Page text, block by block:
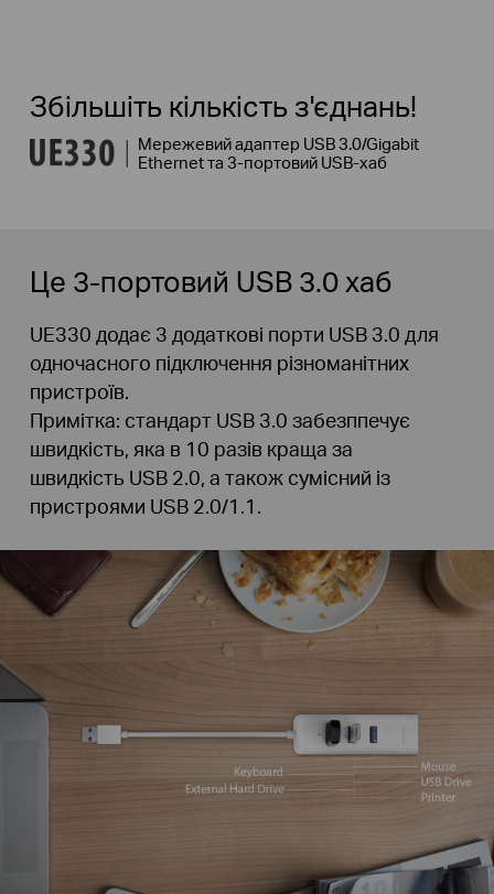
Збільшіть кількість з'єднань!
Мережевий адаптер USB 3.0/Gigabit
Ethernet та 3-портовий USB-хаб
Це 3-портовий USB 3.0 хаб
UE330 додає 3 додаткові порти USB 3.0 для
одночасного підключення різноманітних
пристроїв.
Примітка: стандарт USB 3.0 забезппечує
швидкість, яка в 10 разів краща за
швидкість USB 2.0, а також сумісний із
пристроями USB 2.0/1.1.